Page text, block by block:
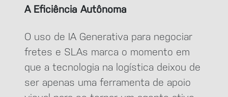
A Eficiência Autônoma
O uso de IA Generativa para negociar
fretes e SLAs marca o momento em
que a tecnologia na logística deixou de
ser apenas uma ferramenta de apoio